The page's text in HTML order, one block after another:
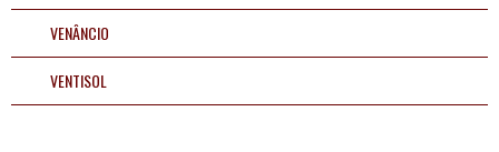
VENÂNCIO
VENTISOL